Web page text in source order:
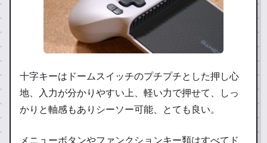
十字キーはドームスイッチのプチプチとした押し心
地、入力が分かりやすい上、軽い力で押せて、しっ
かりと軸感もありシーソー可能、とても良い。
メニューボタンやファンクションキー類はすべてド